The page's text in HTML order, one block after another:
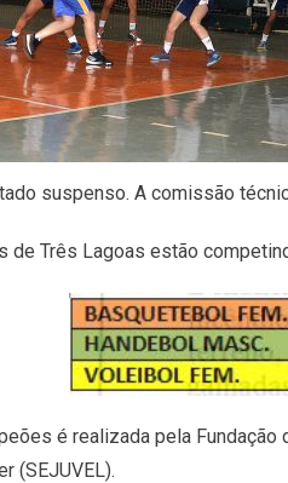
suspenso. A comissão
de Três Lagoas estão
é realizada pela
(SEJUVEL).